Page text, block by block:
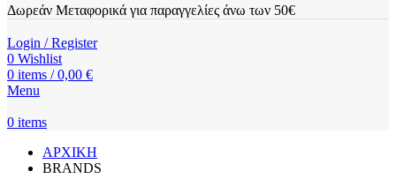
Δωρεάν Μεταφορικά για παραγγελίες άνω των 50€
Login / Register
0 Wishlist
0 items / 0,00 €
Menu
0 items
ΑΡΧΙΚΗ
BRANDS